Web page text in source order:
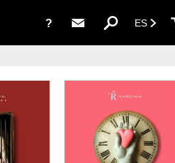
? ES